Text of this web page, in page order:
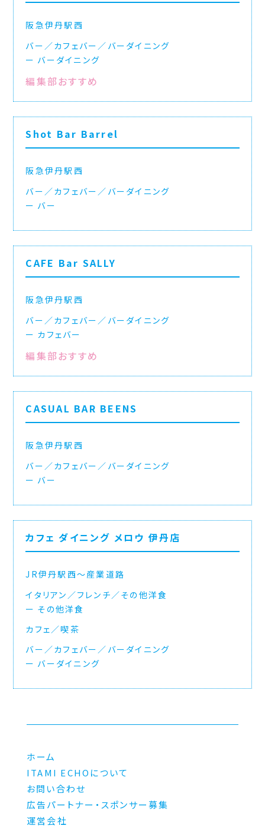
阪急伊丹駅西
バー／カフェバー／バーダイニング
バーダイニング
編集部おすすめ
Shot Bar Barrel
阪急伊丹駅西
バー／カフェバー／バーダイニング
バー
CAFE Bar SALLY
阪急伊丹駅西
バー／カフェバー／バーダイニング
カフェバー
編集部おすすめ
CASUAL BAR BEENS
阪急伊丹駅西
バー／カフェバー／バーダイニング
バー
カフェ ダイニング メロウ 伊丹店
JR伊丹駅西〜産業道路
イタリアン／フレンチ／その他洋食
その他洋食
カフェ／喫茶
バー／カフェバー／バーダイニング
バーダイニング
ホーム
ITAMI ECHOについて
お問い合わせ
広告パートナー・スポンサー募集
運営会社